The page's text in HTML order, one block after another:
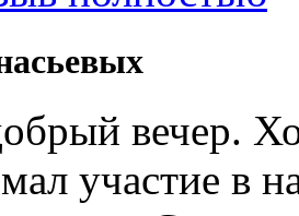
вечер.
участие в